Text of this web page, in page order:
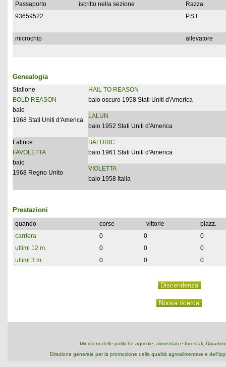
Passaporto iscritto nella sezione
Razza
93659522
P.S.I.
microchip allevatore
Genealogia
Stallone
BOLD REASON
baio
1968 Stati Uniti d'America
HAIL TO REASON
baio oscuro 1958 Stati Uniti d'America
LALUN
baio 1952 Stati Uniti d'America
Fattrice
FAVOLETTA
baio
1968 Regno Unito
BALDRIC
baio 1961 Stati Uniti d'America
VIOLETTA
baio 1958 Italia
Prestazioni
quando corse vittorie
piazz.
carriera
0 0
0
ultimi 12 m.
0 0
0
ultimi 3 m.
0 0 0
Ministero delle politiche agricole, alimentari e forestali,
Direzione generale per la promozione della qualità agroalimentare e